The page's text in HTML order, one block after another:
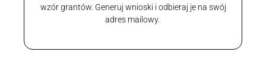
wzór grantów. Generuj wnioski i odbieraj je na swój
adres mailowy.